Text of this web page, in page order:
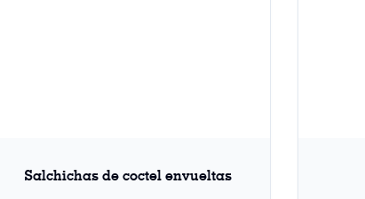
Salchichas de coctel envueltas